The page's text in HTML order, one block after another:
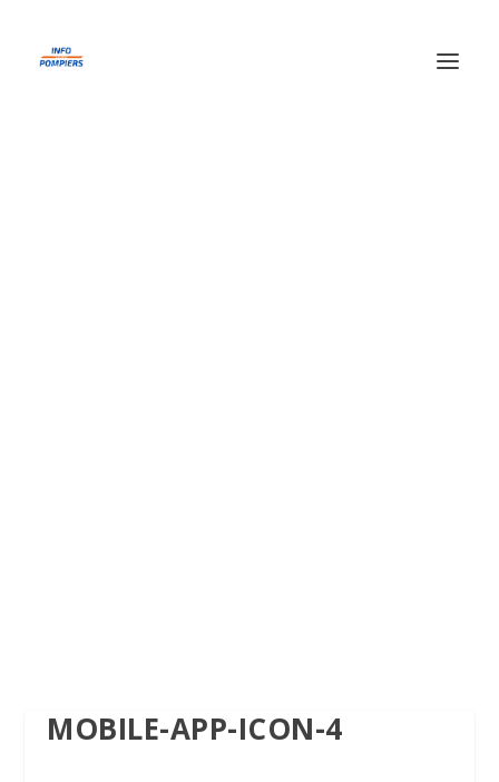
MOBILE-APP-ICON-4